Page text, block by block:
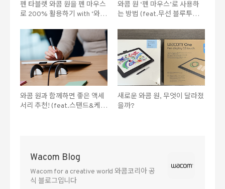
펜 타블렛 와콤 원을 펜 마우스
로 200% 활용하기 with ‘와콤
와콤 원 ‘펜 마우스’로 사용하
는 방법 (feat.무선 블루투스
와콤 원과 함께하면 좋은 액세
서리 추천! (feat.스탠드&케이
새로운 와콤 원, 무엇이 달라졌
을까?
Wacom Blog
Wacom for a creative world 와콤코리아 공
식 블로그입니다